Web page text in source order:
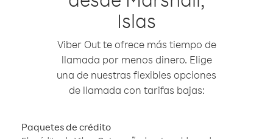
Islas
Viber Out te ofrece más tiempo de
llamada por menos dinero. Elige
una de nuestras flexibles opciones
de llamada con tarifas bajas:
Paquetes de crédito